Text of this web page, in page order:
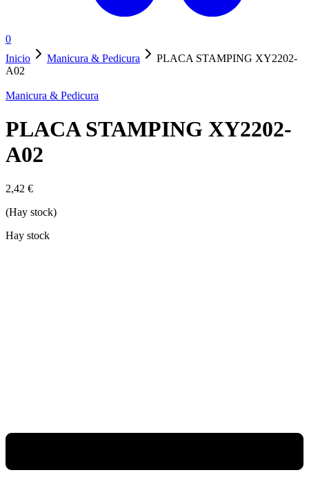
0
Inicio
Manicura & Pedicura
PLACA STAMPING XY2202-
A02
Manicura & Pedicura
PLACA STAMPING XY2202-
A02
2,42 €
(Hay stock)
Hay stock